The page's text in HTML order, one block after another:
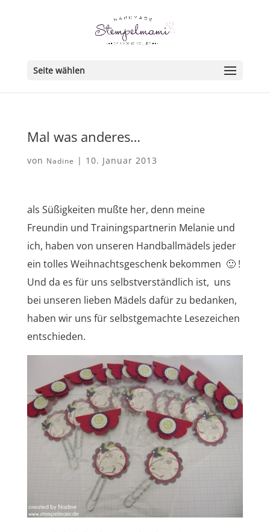
Seite wählen
Mal was anderes…
von Nadine | 10. Januar 2013
als Süßigkeiten mußte her, denn meine
Freundin und Trainingspartnerin Melanie und
ich, haben von unseren Handballmädels jeder
ein tolles Weihnachtsgeschenk bekommen 🙂 !
Und da es für uns selbstverständlich ist, uns
bei unseren lieben Mädels dafür zu bedanken,
haben wir uns für selbstgemachte Lesezeichen
entschieden.